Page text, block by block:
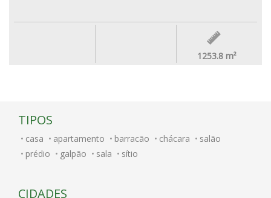
1253.8 m²
TIPOS
casa apartamento barracão chácara
salão
prédio
galpão sala sítio
CIDADES